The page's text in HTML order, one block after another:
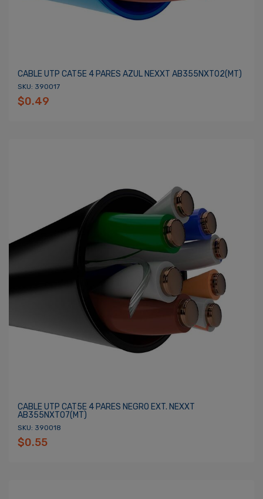
CABLE UTP CAT5E 4 PARES AZUL NEXXT AB355NXT02(MT)
SKU: 390017
$0.49
CABLE UTP CAT5E 4 PARES NEGRO EXT. NEXXT
AB355NXT07(MT)
SKU: 390018
$0.55